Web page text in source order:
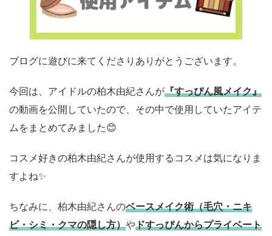
ブログに遊びに来てくださりありがとうございます。
今回は、アイドルの柏木由紀さんが『すっぴん風メイク』
の動画を公開していたので、その中で使用していたアイテ
ムをまとめてみました😊
コスメ好きの柏木由紀さんが使用するコスメは気になりま
すよね✨
ちなみに、柏木由紀さんのベースメイク術（毛穴・ニキ
ビ・シミ・クマの隠し方）やドすっぴんからプライベート